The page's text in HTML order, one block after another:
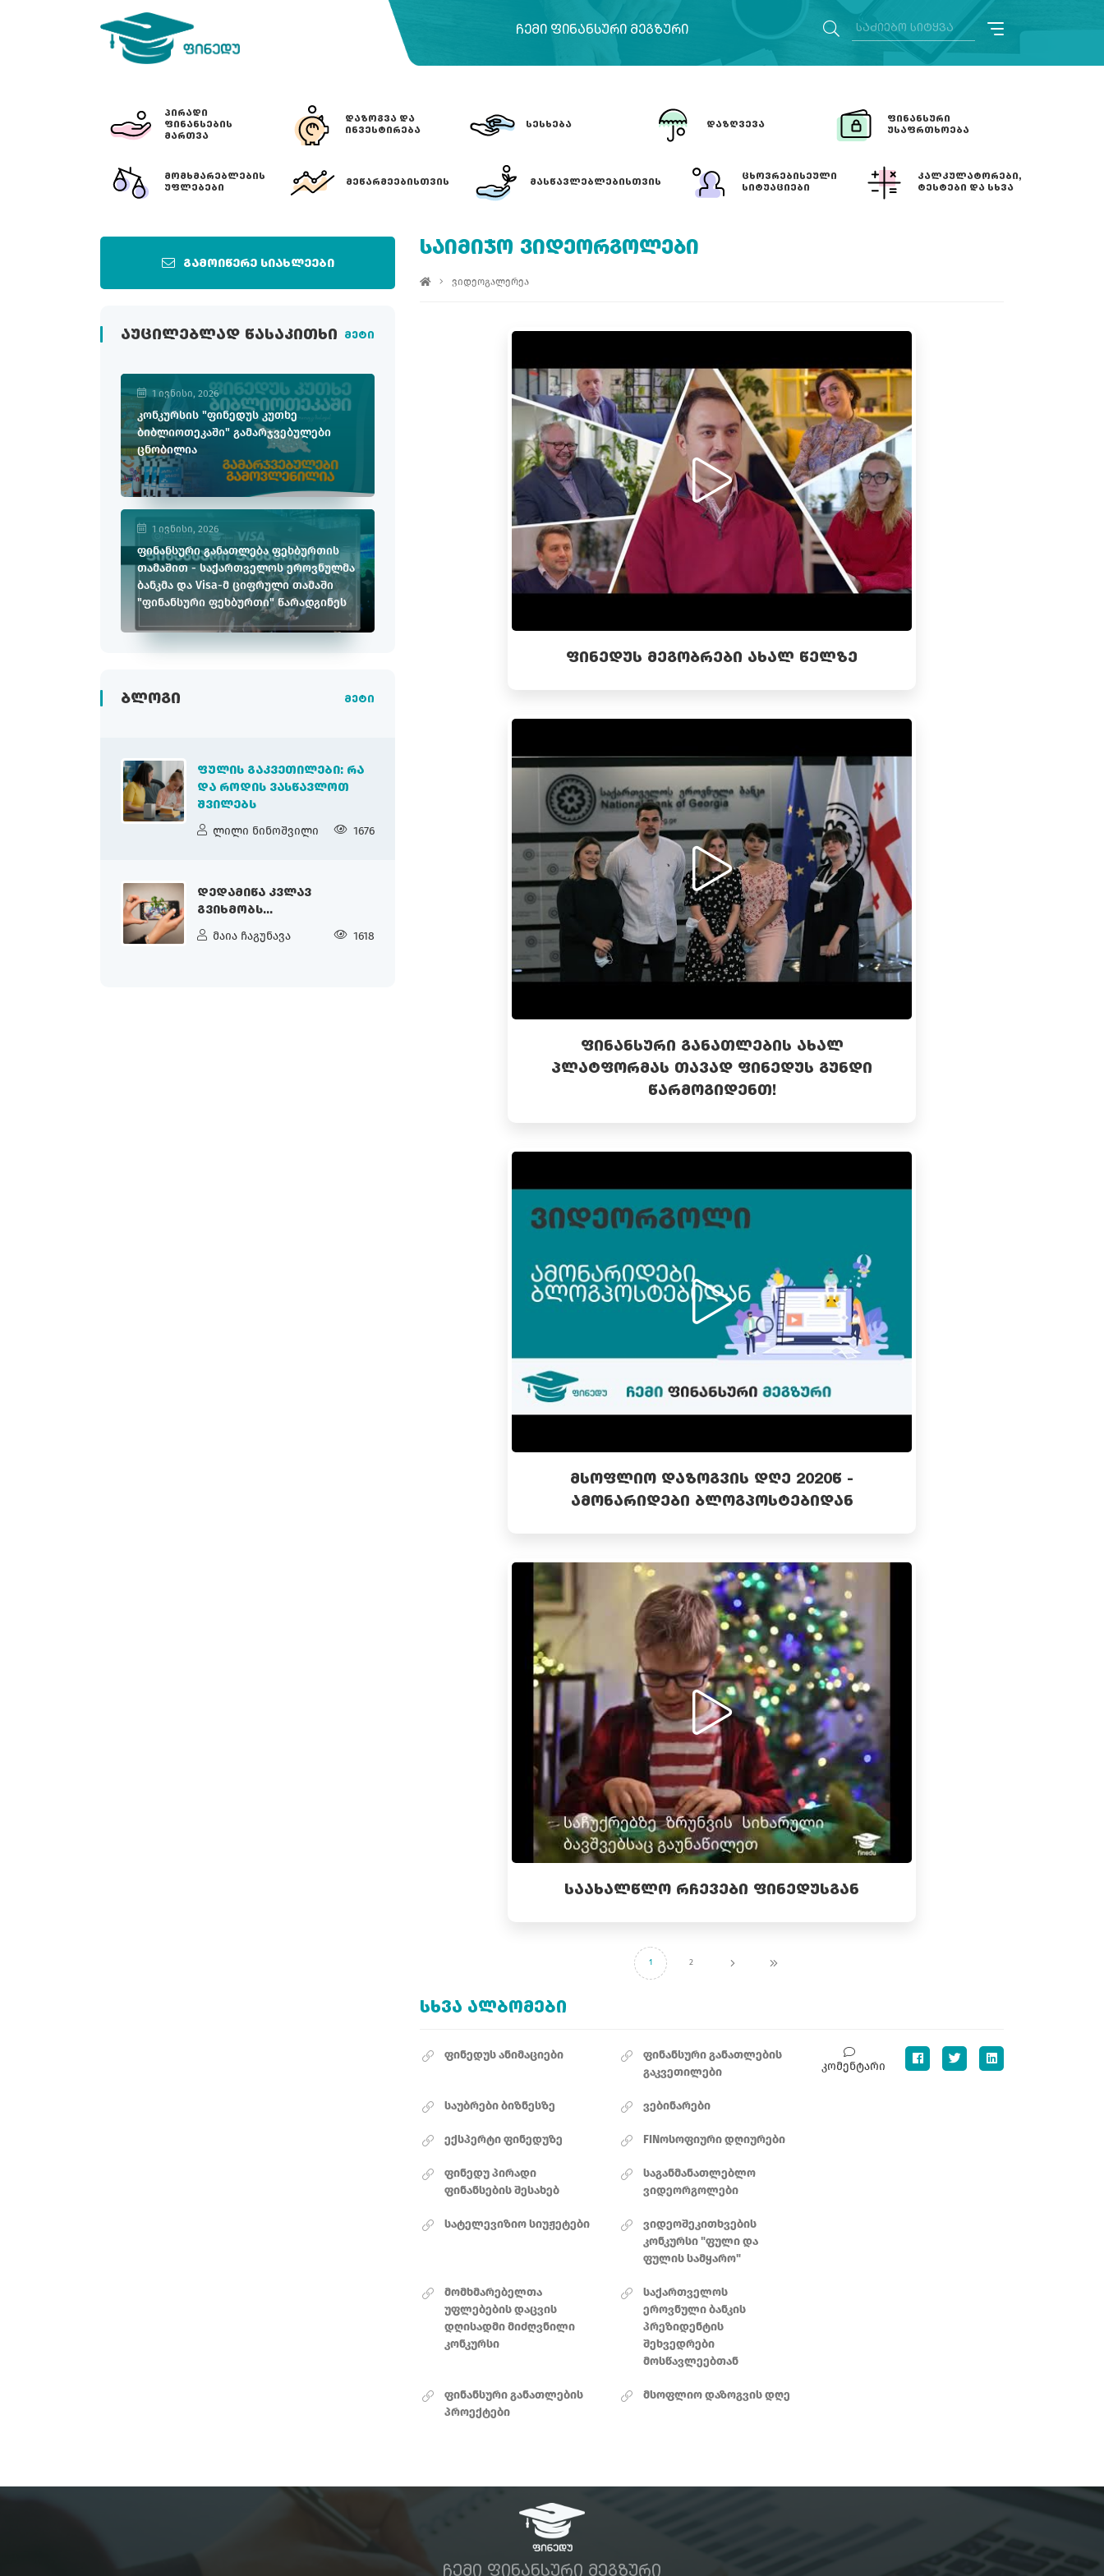
ᲩᲔᲛᲘ ᲤᲘᲜᲐᲜᲡᲣᲠᲘ ᲛᲔᲒᲖᲣᲠᲘ
ᲞᲘᲠᲐᲓᲘ
ᲤᲘᲜᲐᲜᲡᲔᲑᲘᲡ
ᲛᲐᲠᲗᲕᲐ
ᲓᲐᲖᲝᲒᲕᲐ ᲓᲐ
ᲘᲜᲕᲔᲡᲢᲘᲠᲔᲑᲐ
ᲡᲔᲡᲮᲔᲑᲐ ᲓᲐᲖᲦᲕᲔᲕᲐ
ᲤᲘᲜᲐᲜᲡᲣᲠᲘ
ᲣᲡᲐᲤᲠᲗᲮᲝᲔᲑᲐ
ᲛᲝᲛᲮᲛᲐᲠᲔᲑᲚᲔᲑᲘᲡ
ᲣᲤᲚᲔᲑᲔᲑᲘ
ᲛᲔᲬᲐᲠᲛᲔᲔᲑᲘᲡᲗᲕᲘᲡ ᲛᲐᲡᲬᲐᲕᲚᲔᲑᲚᲔᲑᲘᲡᲗᲕᲘᲡ
ᲪᲮᲝᲕᲠᲔᲑᲘᲡᲔᲣᲚᲘ
ᲡᲘᲢᲣᲐᲪᲘᲔᲑᲘ
ᲙᲐᲚᲙᲣᲚᲐᲢᲝᲠᲔᲑᲘ,
ᲢᲔᲡᲢᲔᲑᲘ ᲓᲐ ᲡᲮᲕᲐ
გამოიწერე სიახლეები
ᲐᲣᲪᲘᲚᲔᲑᲚᲐᲓ ᲬᲐᲡᲐᲙᲘᲗᲮᲘ მეტი
1 ივნისი, 2026
კონკურსის "ფინედუს კუთხე
ბიბლიოთეკაში" გამარჯვებულები
ცნობილია
1 ივნისი, 2026
ფინანსური განათლება ფეხბურთის
თამაშით - საქართველოს ეროვნულმა
ბანკმა და Visa-მ ციფრული თამაში
"ფინანსური ფეხბურთი" წარადგინეს
ᲑᲚᲝᲒᲘ მეტი
ᲤᲣᲚᲘᲡ ᲒᲐᲙᲕᲔᲗᲘᲚᲔᲑᲘ: ᲠᲐ
ᲓᲐ ᲠᲝᲓᲘᲡ ᲕᲐᲡᲬᲐᲕᲚᲝᲗ
ᲨᲕᲘᲚᲔᲑᲡ
ლილი ნინოშვილი 1676
ᲓᲔᲓᲐᲛᲘᲬᲐ ᲙᲕᲚᲐᲕ
ᲒᲕᲘᲮᲛᲝᲑᲡ...
მაია ჩაგუნავა 1618
ᲡᲐᲘᲛᲘᲯᲝ ᲕᲘᲓᲔᲝᲠᲒᲝᲚᲔᲑᲘ
ვიდეოგალერეა
ᲤᲘᲜᲔᲓᲣᲡ ᲛᲔᲒᲝᲑᲠᲔᲑᲘ ᲐᲮᲐᲚ ᲬᲔᲚᲖᲔ
ᲤᲘᲜᲐᲜᲡᲣᲠᲘ ᲒᲐᲜᲐᲗᲚᲔᲑᲘᲡ ᲐᲮᲐᲚ
ᲞᲚᲐᲢᲤᲝᲠᲛᲐᲡ ᲗᲐᲕᲐᲓ ᲤᲘᲜᲔᲓᲣᲡ ᲒᲣᲜᲓᲘ
ᲬᲐᲠᲛᲝᲒᲘᲓᲔᲜᲗ!
ᲛᲡᲝᲤᲚᲘᲝ ᲓᲐᲖᲝᲒᲕᲘᲡ ᲓᲦᲔ 2020Წ -
ᲐᲛᲝᲜᲐᲠᲘᲓᲔᲑᲘ ᲑᲚᲝᲒᲞᲝᲡᲢᲔᲑᲘᲓᲐᲜ
ᲡᲐᲐᲮᲐᲚᲬᲚᲝ ᲠᲩᲔᲕᲔᲑᲘ ᲤᲘᲜᲔᲓᲣᲡᲒᲐᲜ
1 2
ᲡᲮᲕᲐ ᲐᲚᲑᲝᲛᲔᲑᲘ
ფინედუს ანიმაციები
ფინანსური განათლების
გაკვეთილები
საუბრები ბიზნესზე ვებინარები
ექსპერტი ფინედუზე FINოსოფიური დღიურები
ფინედუ პირადი
ფინანსების შესახებ
საგანმანათლებლო
ვიდეორგოლები
სატელევიზიო სიუჟეტები
ვიდეოშეკითხვების
კონკურსი "ფული და
ფულის სამყარო"
მომხმარებელთა
უფლებების დაცვის
დღისადმი მიძღვნილი
კონკურსი
საქართველოს
ეროვნული ბანკის
პრეზიდენტის
შეხვედრები
მოსწავლეებთან
ფინანსური განათლების
პროექტები
მსოფლიო დაზოგვის დღე
კომენტარი
ᲩᲔᲛᲘ ᲤᲘᲜᲐᲜᲡᲣᲠᲘ ᲛᲔᲒᲖᲣᲠᲘ